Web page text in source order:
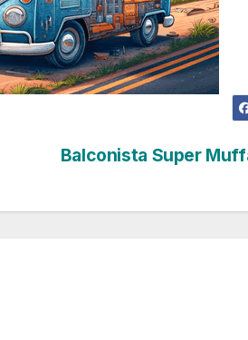
Balconista Super